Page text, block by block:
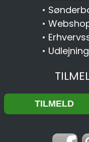
•
•
•
• Udlejning